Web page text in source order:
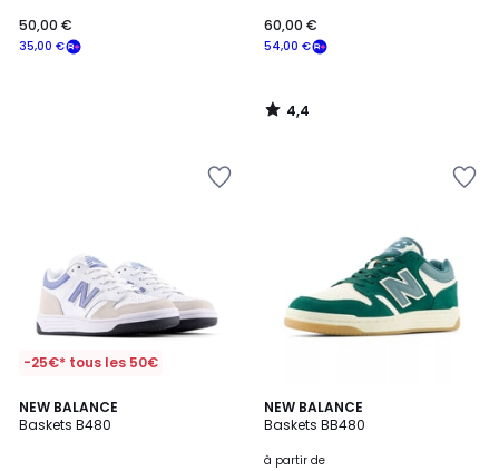
35,00 €
50,00 €
54,00 €
60,00 €
4,4
/
-25€* tous les 50€
NEW BALANCE
Baskets B480
5
/
2
Couleurs
NEW BALANCE
Baskets BB480
à partir de
4,5
/ 5
2
Couleurs